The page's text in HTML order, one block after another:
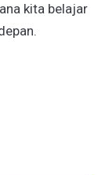
kita belajar